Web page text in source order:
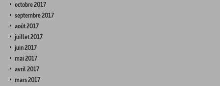
octobre 2017
septembre 2017
août 2017
juillet 2017
juin 2017
mai 2017
avril 2017
mars 2017